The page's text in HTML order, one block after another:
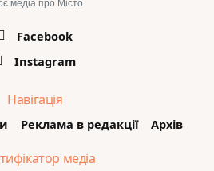
медіа про Місто
Facebook
Instagram
Навігація
Реклама в редакції Архів
медіа